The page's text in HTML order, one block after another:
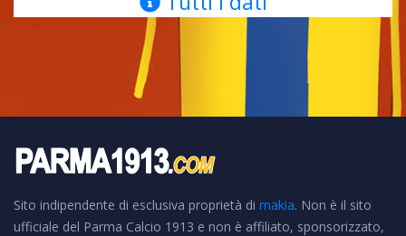
Sito indipendente di esclusiva proprietà di makia. Non è il sito
ufficiale del Parma Calcio 1913 e non è affiliato, sponsorizzato,